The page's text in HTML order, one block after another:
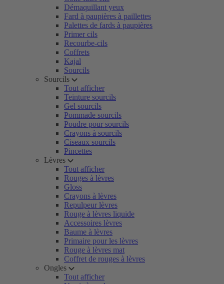
Démaquillant yeux
Fard à paupières à paillettes
Palettes de fards à paupières
Primer cils
Recourbe-cils
Coffrets
Kajal
Sourcils
Sourcils
Tout afficher
Teinture sourcils
Gel sourcils
Pommade sourcils
Poudre pour sourcils
Crayons à sourcils
Ciseaux sourcils
Pincettes
Lèvres
Tout afficher
Rouges à lèvres
Gloss
Crayons à lèvres
Repulpeur lèvres
Rouge à lèvres liquide
Accessoires lèvres
Baume à lèvres
Primaire pour les lèvres
Rouge à lèvres mat
Coffret de rouges à lèvres
Ongles
Tout afficher